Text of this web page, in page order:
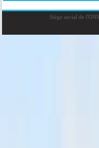
Siège social de